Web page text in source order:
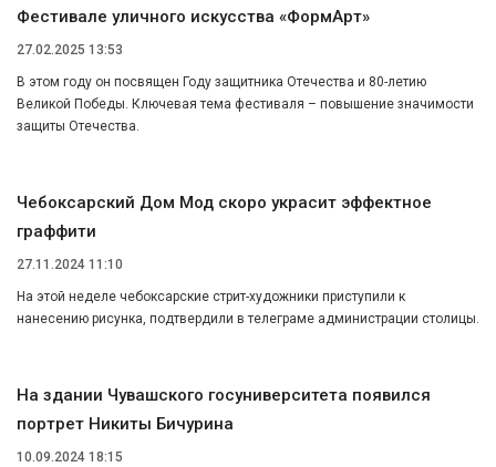
Фестивале уличного искусства «ФормАрт»
27.02.2025 13:53
В этом году он посвящен Году защитника Отечества и 80-летию
Великой Победы. Ключевая тема фестиваля – повышение значимости
защиты Отечества.
Чебоксарский Дом Мод скоро украсит эффектное
граффити
27.11.2024 11:10
На этой неделе чебоксарские стрит-художники приступили к
нанесению рисунка, подтвердили в телеграме администрации столицы.
На здании Чувашского госуниверситета появился
портрет Никиты Бичурина
10.09.2024 18:15